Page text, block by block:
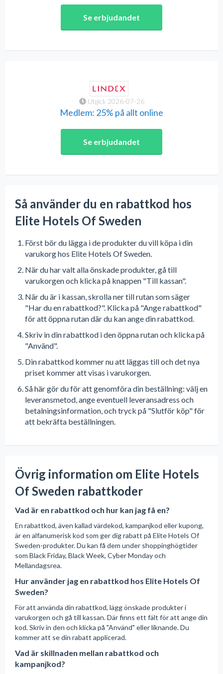
Se erbjudandet
Utgick 2026-07-26
Medlem: 25% på allt online
Se erbjudandet
Så använder du en rabattkod hos
Elite Hotels Of Sweden
Först bör du lägga i de produkter du vill köpa i din
varukorg hos Elite Hotels Of Sweden.
När du har valt alla önskade produkter, gå till
varukorgen och klicka på knappen "Till kassan".
När du är i kassan, skrolla ner till rutan som säger
"Har du en rabattkod?". Klicka på "Ange rabattkod"
för att öppna rutan där du kan ange din rabattkod.
Skriv in din rabattkod i den öppna rutan och klicka på
"Använd".
Din rabattkod kommer nu att läggas till och det nya
priset kommer att visas i varukorgen.
Så här gör du för att genomföra din beställning: välj en
leveransmetod, ange eventuell leveransadress och
betalningsinformation, och tryck på "Slutför köp" för
att bekräfta beställningen.
Övrig information om Elite Hotels
Of Sweden rabattkoder
Vad är en rabattkod och hur kan jag få en?
En rabattkod, även kallad värdekod, kampanjkod eller kupong,
är en alfanumerisk kod som ger dig rabatt på Elite Hotels Of
Sweden-produkter. Du kan få dem under shoppinghögtider
som Black Friday, Black Week, Cyber Monday och
Mellandagsrea.
Hur använder jag en rabattkod hos Elite Hotels Of
Sweden?
För att använda din rabattkod, lägg önskade produkter i
varukorgen och gå till kassan. Där finns ett fält för att ange din
kod. Skriv in den och klicka på "Använd" eller liknande. Du
kommer att se din rabatt applicerad.
Vad är skillnaden mellan rabattkod och
kampanjkod?